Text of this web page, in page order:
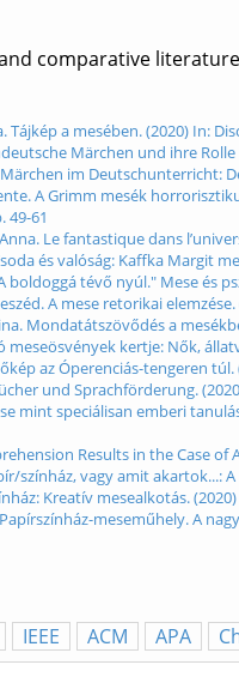
comparative
Tájkép a mesében. (2020) In:
Märchen und ihre
im Deutschunterricht:
A Grimm mesék
49-61
Le fantastique dans
és valóság: Kaffka Margit
boldoggá tévő nyúl." Mese és
A mese retorikai
Mondatátszövődés a
meseösvények kertje: Nők,
az Óperenciás-tengeren túl.
und Sprachförderung.
mint speciálisan emberi
Results in the Case
színház, vagy amit akartok...:
Kreatív mesealkotás.
meseműhely. A
IEEE ACM APA